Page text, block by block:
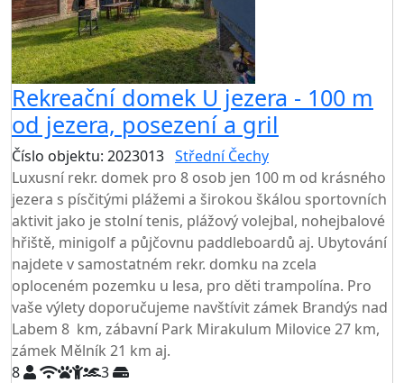
Rekreační domek U jezera - 100 m
od jezera, posezení a gril
Číslo objektu: 2023013 Střední Čechy
Luxusní rekr. domek pro 8 osob jen 100 m od krásného
jezera s písčitými plážemi a širokou škálou sportovních
aktivit jako je stolní tenis, plážový volejbal, nohejbalové
hřiště, minigolf a půjčovnu paddleboardů aj. Ubytování
najdete v samostatném rekr. domku na zcela
oploceném pozemku u lesa, pro děti trampolína. Pro
vaše výlety doporučujeme navštívit zámek Brandýs nad
Labem 8 km, zábavní Park Mirakulum Milovice 27 km,
zámek Mělník 21 km aj.
8
3